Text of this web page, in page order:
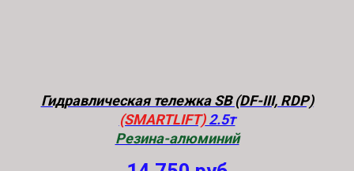
Гидравлическая тележка SB (DF-III, RDP)
(SMARTLIFT)2.5т
Резина-алюминий